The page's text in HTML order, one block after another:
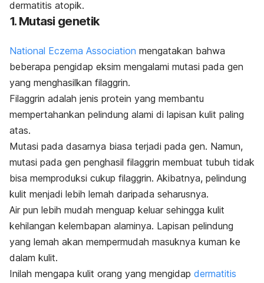
dermatitis atopik.
1. Mutasi genetik
National Eczema Association mengatakan bahwa
beberapa pengidap eksim mengalami mutasi pada gen
yang menghasilkan filaggrin.
Filaggrin adalah jenis protein yang membantu
mempertahankan pelindung alami di lapisan kulit paling
atas.
Mutasi pada dasarnya biasa terjadi pada gen. Namun,
mutasi pada gen penghasil filaggrin membuat tubuh tidak
bisa memproduksi cukup filaggrin. Akibatnya, pelindung
kulit menjadi lebih lemah daripada seharusnya.
Air pun lebih mudah menguap keluar sehingga kulit
kehilangan kelembapan alaminya. Lapisan pelindung
yang lemah akan mempermudah masuknya kuman ke
dalam kulit.
Inilah mengapa kulit orang yang mengidap dermatitis